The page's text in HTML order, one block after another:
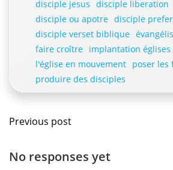
disciple jesus disciple liberation
disciple ou apotre disciple
disciple verset biblique
faire croître implantation églises
l'église en mouvement poser les
produire des disciples
Navigation
de
Previous post
No responses yet